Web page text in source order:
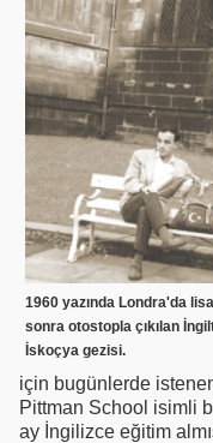
1960 yazında Londra'da
sonra otostopla çıkılan
İskoçya gezisi.
için bugünlerde
Pittman School isimli
ay İngilizce eğitim